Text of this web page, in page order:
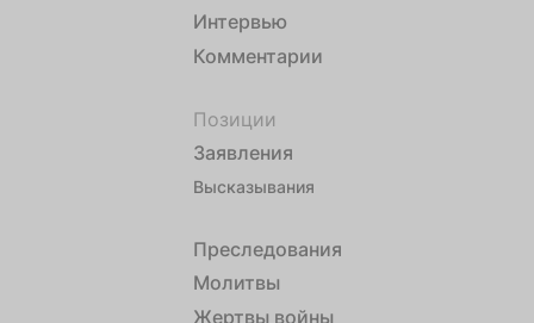
Интервью
Комментарии
Позиции
Заявления
Высказывания
Преследования
Молитвы
Жертвы войны